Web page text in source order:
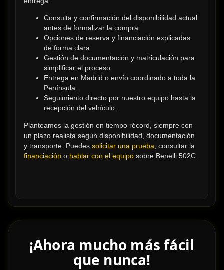
Consulta y confirmación del disponibilidad actual
antes de formalizar la compra.
Opciones de reserva y financiación explicadas
de forma clara.
Gestión de documentación y matriculación para
simplificar el proceso.
Entrega en Madrid o envío coordinado a toda la
Península.
Seguimiento directo por nuestro equipo hasta la
recepción del vehículo.
Planteamos la gestión en tiempo récord, siempre con
un plazo realista según disponibilidad, documentación
y transporte. Puedes solicitar una prueba
financiación o hablar con el equipo sobre Benelli 502C.
¡Ahora mucho más fácil
que nunca!